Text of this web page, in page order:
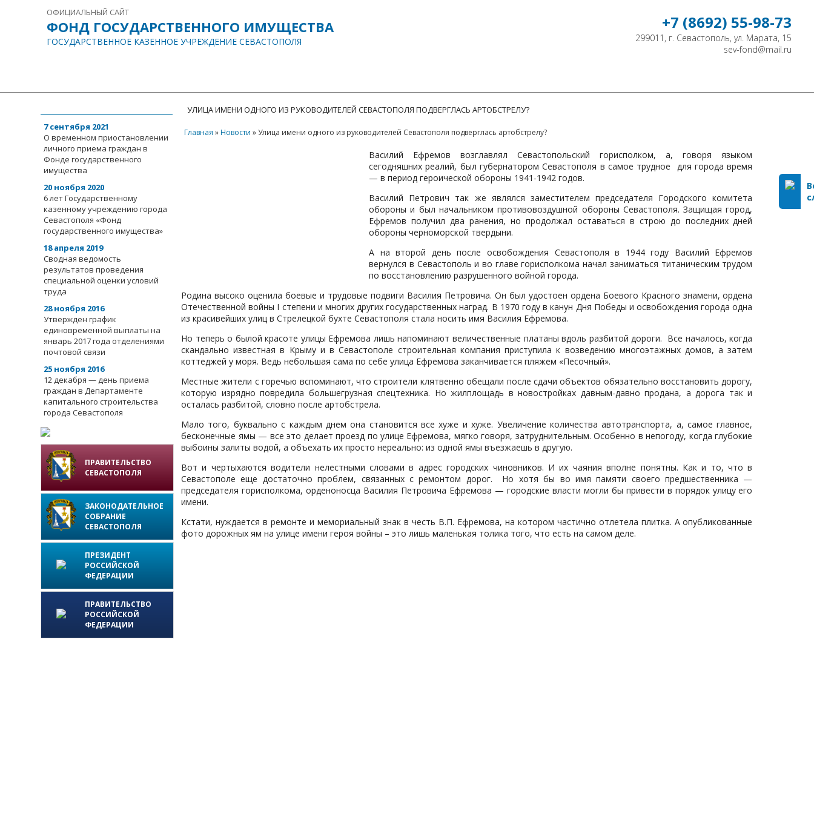
ОФИЦИАЛЬНЫЙ САЙТ
ФОНД ГОСУДАРСТВЕННОГО ИМУЩЕСТВА
ГОСУДАРСТВЕННОЕ КАЗЕННОЕ УЧРЕЖДЕНИЕ СЕВАСТОПОЛЯ
+7 (8692) 55-98-73
299011, г. Севастополь, ул. Марата, 15
sev-fond@mail.ru
7 сентября 2021
О временном приостановлении
личного приема граждан в
Фонде государственного
имущества
20 ноября 2020
6 лет Государственному
казенному учреждению города
Севастополя «Фонд
государственного имущества»
18 апреля 2019
Сводная ведомость
результатов проведения
специальной оценки условий
труда
28 ноября 2016
Утвержден график
единовременной выплаты на
январь 2017 года отделениями
почтовой связи
25 ноября 2016
12 декабря — день приема
граждан в Департаменте
капитального строительства
города Севастополя
ПРАВИТЕЛЬСТВО
СЕВАСТОПОЛЯ
ЗАКОНОДАТЕЛЬНОЕ
СОБРАНИЕ
СЕВАСТОПОЛЯ
ПРЕЗИДЕНТ
РОССИЙСКОЙ
ФЕДЕРАЦИИ
ПРАВИТЕЛЬСТВО
РОССИЙСКОЙ
ФЕДЕРАЦИИ
УЛИЦА ИМЕНИ ОДНОГО ИЗ РУКОВОДИТЕЛЕЙ СЕВАСТОПОЛЯ ПОДВЕРГЛАСЬ АРТОБСТРЕЛУ?
Главная »Новости »Улица имени одного из руководителей Севастополя подверглась артобстрелу?
Василий Ефремов возглавлял Севастопольский горисполком, а, говоря языком
сегодняшних реалий, был губернатором Севастополя в самое трудное для города время
— в период героической обороны 1941-1942 годов.
Василий Петрович так же являлся заместителем председателя Городского комитета
обороны и был начальником противовоздушной обороны Севастополя. Защищая город,
Ефремов получил два ранения, но продолжал оставаться в строю до последних дней
обороны черноморской твердыни.
А на второй день после освобождения Севастополя в 1944 году Василий Ефремов
вернулся в Севастополь и во главе горисполкома начал заниматься титаническим трудом
по восстановлению разрушенного войной города.
Родина высоко оценила боевые и трудовые подвиги Василия Петровича. Он был удостоен ордена Боевого Красного знамени, ордена
Отечественной войны I степени и многих других государственных наград. В 1970 году в канун Дня Победы и освобождения города одна
из красивейших улиц в Стрелецкой бухте Севастополя стала носить имя Василия Ефремова.
Но теперь о былой красоте улицы Ефремова лишь напоминают величественные платаны вдоль разбитой дороги. Все началось, когда
скандально известная в Крыму и в Севастополе строительная компания приступила к возведению многоэтажных домов, а затем
коттеджей у моря. Ведь небольшая сама по себе улица Ефремова заканчивается пляжем «Песочный».
Местные жители с горечью вспоминают, что строители клятвенно обещали после сдачи объектов обязательно восстановить дорогу,
которую изрядно повредила большегрузная спецтехника. Но жилплощадь в новостройках давным-давно продана, а дорога так и
осталась разбитой, словно после артобстрела.
Мало того, буквально с каждым днем она становится все хуже и хуже. Увеличение количества автотранспорта, а, самое главное,
бесконечные ямы — все это делает проезд по улице Ефремова, мягко говоря, затруднительным. Особенно в непогоду, когда глубокие
выбоины залиты водой, а объехать их просто нереально: из одной ямы въезжаешь в другую.
Вот и чертыхаются водители нелестными словами в адрес городских чиновников. И их чаяния вполне понятны. Как и то, что в
Севастополе еще достаточно проблем, связанных с ремонтом дорог. Но хотя бы во имя памяти своего предшественника —
председателя горисполкома, орденоносца Василия Петровича Ефремова — городские власти могли бы привести в порядок улицу его
имени.
Кстати, нуждается в ремонте и мемориальный знак в честь В.П. Ефремова, на котором частично отлетела плитка. А опубликованные
фото дорожных ям на улице имени героя войны – это лишь маленькая толика того, что есть на самом деле.